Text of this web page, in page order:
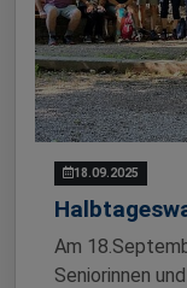
18.09.2025
Am
Seniorinnen